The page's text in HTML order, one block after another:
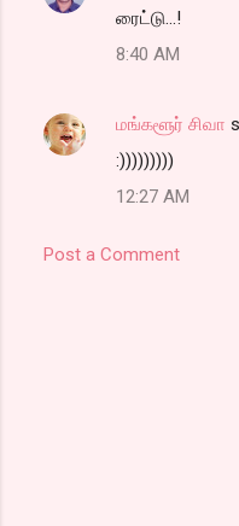
ரைட்டு...!
8:40 AM
மங்களூர் சிவா
:)))))))))
12:27 AM
Post a Comment